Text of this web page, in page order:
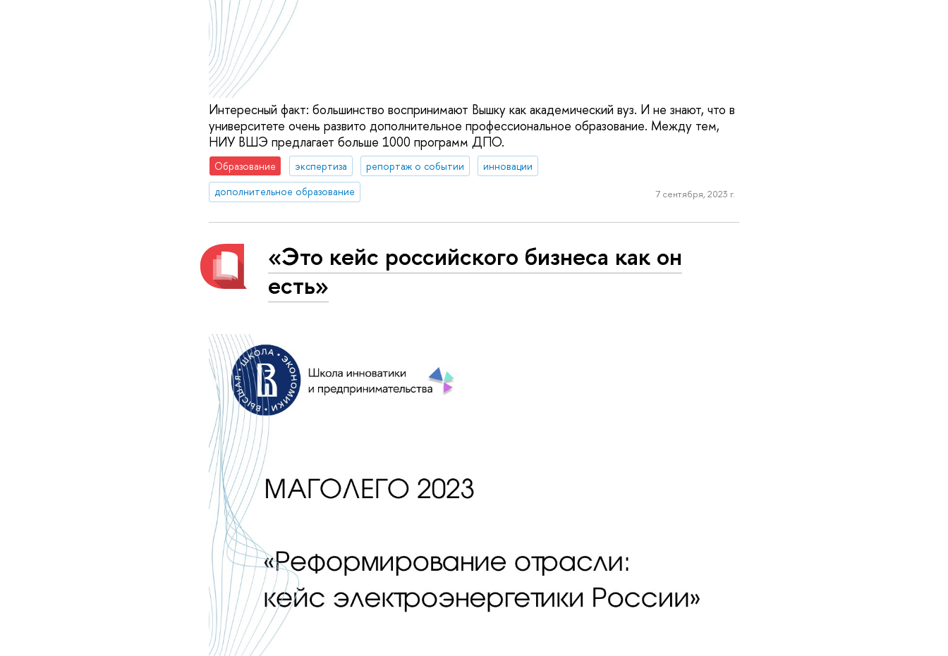
Интересный факт: большинство воспринимают Вышку как академический вуз. И не знают, что в
университете очень развито дополнительное профессиональное образование. Между тем,
НИУ ВШЭ предлагает больше 1000 программ ДПО.
Образование экспертиза репортаж о событии
инновации
дополнительное образование
7 сентября, 2023 г.
«Это кейс российского бизнеса как он
есть»